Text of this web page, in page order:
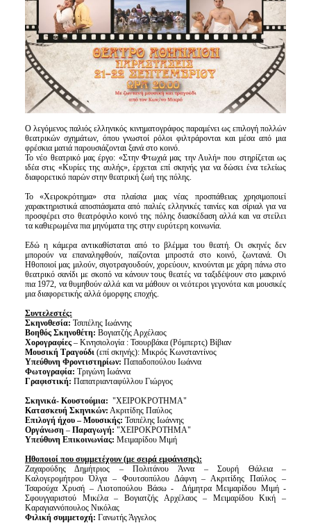
Ο λεγόμενος παλιός ελληνικός κινηματογράφος παραμένει ως επιλογή πολλών
θεατρικών σχημάτων, όπου γνωστοί ρόλοι φιλτράρονται και μέσα από μια
φρέσκια ματιά παρουσιάζονται ξανά στο κοινό.
Το νέο θεατρικό μας έργο: «Στην Φτωχιά μας την Αυλή» που στηρίζεται ως
ιδέα στις «Κυρίες της αυλής», έρχεται επί σκηνής για να δώσει ένα τελείως
διαφορετικό παρών στην θεατρική ζωή της πόλης.
Το «Χειροκρότημα» στα πλαίσια μιας νέας προσπάθειας χρησιμοποιεί
χαρακτηριστικά αποσπάσματα από παλιές ελληνικές ταινίες και σίριαλ για να
προσφέρει στο θεατρόφιλο κοινό της πόλης διασκέδαση αλλά και να στείλει
τα καθιερωμένα πια μηνύματα της στην ευρύτερη κοινωνία.
Εδώ η κάμερα αντικαθίσταται από το βλέμμα του θεατή. Οι σκηνές δεν
μπορούν να επαναληφθούν, παίζονται μπροστά στο κοινό, ζωντανά. Οι
Ηθοποιοί μας μιλούν, σιγοτραγουδούν, χορεύουν, κινούνται με χάρη πάνω στο
θεατρικό σανίδι με σκοπό να κάνουν τους θεατές να ταξιδέψουν στο μακρινό
πια 1972, να θυμηθούν αλλά και να μάθουν οι νεότεροι γεγονότα και μουσικές
μια διαφορετικής αλλά όμορφης εποχής.
Συντελεστές:
Σκηνοθεσία: Τσιπέλης Ιωάννης
Βοηθός Σκηνοθέτη: Βογιατζής Αρχέλαος
Χορογραφίες– Κινησιολογία : Τσουρβάκα (Ρόμπερτς) Βίβιαν
Μουσική Τραγούδι (επί σκηνής): Μικρός Κωνσταντίνος
Υπεύθυνη Φροντιστηρίων: Παπαδοπούλου Ιωάννα
Φωτογραφία: Τριγώνη Ιωάννα
Γραφιστική: Παπατριανταφύλλου Γιώργος
Σκηνικά- Κουστούμια: "ΧΕΙΡΟΚΡΟΤΗΜΑ"
Κατασκευή Σκηνικών: Ακριτίδης Παύλος
Επιλογή ήχου – Mουσικής: Τσιπέλης Ιωάννης
Οργάνωση– Παραγωγή: "ΧΕΙΡΟΚΡΟΤΗΜΑ"
Υπεύθυνη Επικοινωνίας: Μειμαρίδου Μιμή
Ηθοποιοί που συμμετέχουν (με σειρά εμφάνισης):
Ζαχαρούδης Δημήτριος – Πολιτάνου Άννα – Σουρή Θάλεια –
Καλογερομήτρου Όλγα – Φουτσοπύλου Δάφνη – Ακριτίδης Παύλος –
Τσαρούχα Χρυσή – Λιοτοπούλου Βάσω - Δήμητρα Μειμαρίδου Μιμή -
Σφουγγαριστού Μικέλα – Βογιατζής Αρχέλαος – Μειμαρίδου Κική –
Καραγιαννόπουλος Νικόλας
Φιλική συμμετοχή: Γανωτής Άγγελος